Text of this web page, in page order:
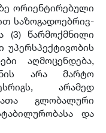
ორიენტირებული
საზოგადოებრივ-
(3) წარმოქმნილი
აღმოცენდება,
არა მარტო
არამედ
გლობალური
და